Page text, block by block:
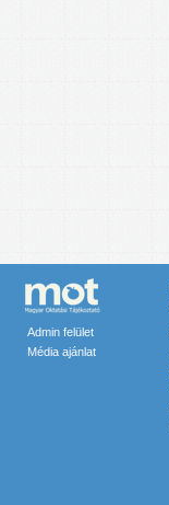
Admin felület
Média ajánlat